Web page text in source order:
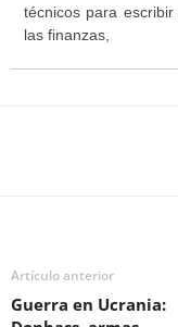
técnicos para
las finanzas,
Artículo anterior
Guerra en Ucrania: